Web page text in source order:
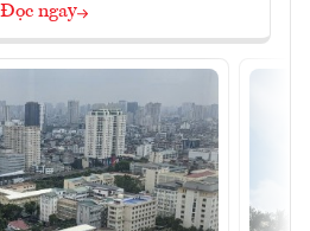
Đọc ngay